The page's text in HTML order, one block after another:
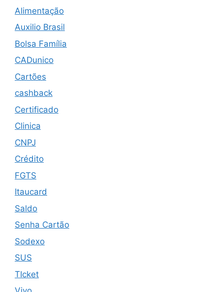
Alimentação
Auxilio Brasil
Bolsa Família
CADunico
Cartões
cashback
Certificado
Clinica
CNPJ
Crédito
FGTS
Itaucard
Saldo
Senha Cartão
Sodexo
SUS
TIcket